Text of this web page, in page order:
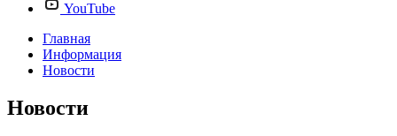
YouTube
Главная
Информация
Новости
Новости